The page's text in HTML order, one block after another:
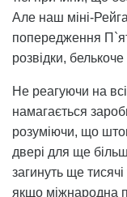
Але наш міні-
попередження
розвідки,
Не реагуючи на
намагається
розуміючи, що
двері для ще більш
загинуть ще
якщо міжнародна